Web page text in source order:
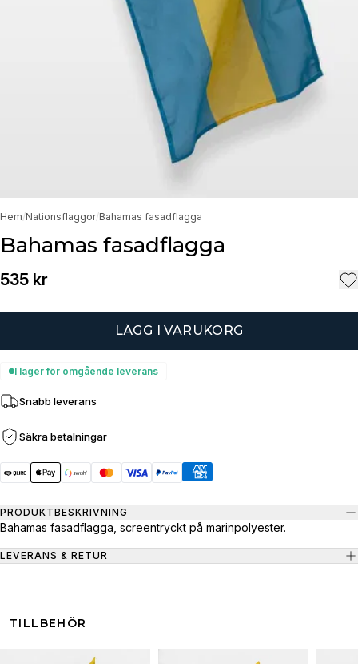
Hem/Nationsflaggor/Bahamas fasadflagga
Bahamas fasadflagga
535 kr
LÄGG I VARUKORG
I lager för omgående leverans
Snabb leverans
Säkra betalningar
PRODUKTBESKRIVNING
Bahamas fasadflagga, screentryckt på marinpolyester.
LEVERANS & RETUR
TILLBEHÖR